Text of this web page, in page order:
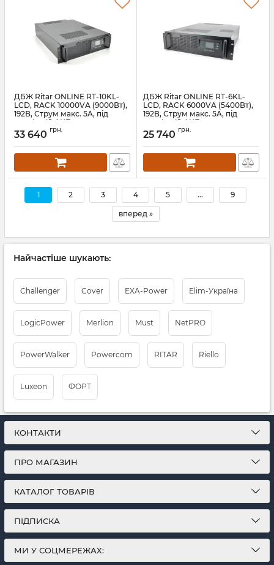
ДБЖ Ritar ONLINE RT-10KL-
LCD, RACK 10000VA (9000Вт),
192В, Струм макс. 5A, під
зовнішній АКБ
Артикул: 01189
33 640 грн.
ДБЖ Ritar ONLINE RT-6KL-
LCD, RACK 6000VA (5400Вт),
192В, Струм макс. 5A, під
зовнішній АКБ
Артикул: 01205
25 740 грн.
1 2 3 4 5 ... 9
вперед »
Найчастіше шукають:
Challenger Cover EXA-Power Elim-Україна
LogicPower Merlion Must NetPRO
PowerWalker Powercom RITAR Riello
Luxeon ФОРТ
КОНТАКТИ
ПРО МАГАЗИН
КАТАЛОГ ТОВАРІВ
ПІДПИСКА
МИ У СОЦМЕРЕЖАХ: